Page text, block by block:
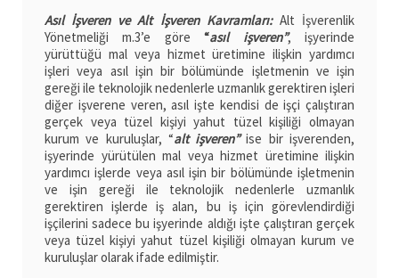
Asıl İşveren ve Alt İşveren Kavramları: Alt İşverenlik
Yönetmeliği m.3’e göre“asıl işveren”, işyerinde
yürüttüğü mal veya hizmet üretimine ilişkin yardımcı
işleri veya asıl işin bir bölümünde işletmenin ve işin
gereği ile teknolojik nedenlerle uzmanlık gerektiren işleri
diğer işverene veren, asıl işte kendisi de işçi çalıştıran
gerçek veya tüzel kişiyi yahut tüzel kişiliği olmayan
kurum ve kuruluşlar, “alt işveren”ise bir işverenden,
işyerinde yürütülen mal veya hizmet üretimine ilişkin
yardımcı işlerde veya asıl işin bir bölümünde işletmenin
ve işin gereği ile teknolojik nedenlerle uzmanlık
gerektiren işlerde iş alan, bu iş için görevlendirdiği
işçilerini sadece bu işyerinde aldığı işte çalıştıran gerçek
veya tüzel kişiyi yahut tüzel kişiliği olmayan kurum ve
kuruluşlar olarak ifade edilmiştir.